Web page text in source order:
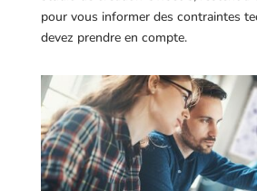
pour vous informer des contraintes
devez prendre en compte.